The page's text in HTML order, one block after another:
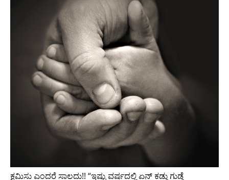
ಕ್ಷಮಿಸು ಎಂದರೆ ಸಾಲದು!! “ಇಷ್ಟು ವರ್ಷದಲ್ಲಿ ಏನ್ ಕಡ್ಡು ಗುಡ್ಡೆ